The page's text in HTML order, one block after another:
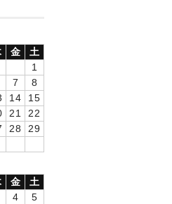
金
土
1
7
8
14
15
21
22
28
29
金
土
4
5